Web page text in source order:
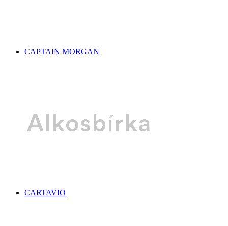
CAPTAIN MORGAN
CARTAVIO